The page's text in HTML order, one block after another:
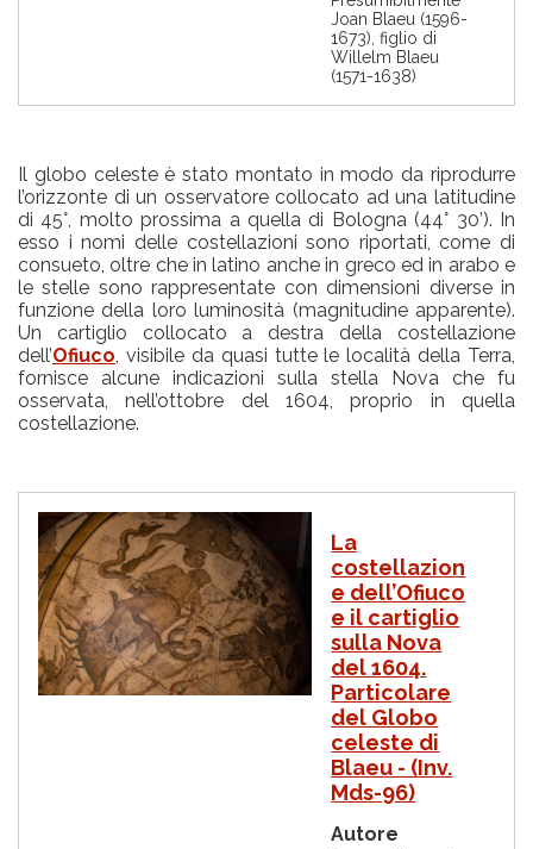
Joan Blaeu (1596-
1673), figlio di
Willelm Blaeu
(1571-1638)
Il globo celeste è stato montato in modo da riprodurre
l’orizzonte di un osservatore collocato ad una latitudine
di 45°, molto prossima a quella di Bologna (44° 30’). In
esso i nomi delle costellazioni sono riportati, come di
consueto, oltre che in latino anche in greco ed in arabo e
le stelle sono rappresentate con dimensioni diverse in
funzione della loro luminosità (magnitudine apparente).
Un cartiglio collocato a destra della costellazione
dell’Ofiuco, visibile da quasi tutte le località della Terra,
fornisce alcune indicazioni sulla stella Nova che fu
osservata, nell’ottobre del 1604, proprio in quella
costellazione.
I
m
m
a
g
i
n
e
La
costellazion
e dell’Ofiuco
e il cartiglio
sulla Nova
del 1604.
Particolare
del Globo
celeste di
Blaeu - (Inv.
Mds-96)
Autore